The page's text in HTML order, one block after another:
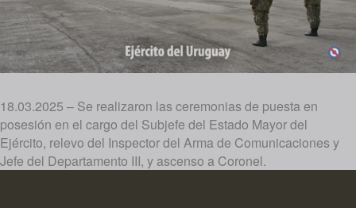
18.03.2025 – Se realizaron las ceremonias de puesta en
posesión en el cargo del Subjefe del Estado Mayor del
Ejército, relevo del Inspector del Arma de Comunicaciones y
Jefe del Departamento III, y ascenso a Coronel.